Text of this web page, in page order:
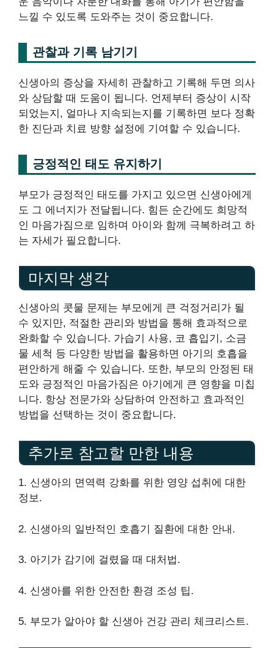
느낄 수 있도록 도와주는 것이 중요합니다.
관찰과 기록 남기기
신생아의 증상을 자세히 관찰하고 기록해 두면 의사
와 상담할 때 도움이 됩니다. 언제부터 증상이 시작
되었는지, 얼마나 지속되는지를 기록하면 보다 정확
한 진단과 치료 방향 설정에 기여할 수 있습니다.
긍정적인 태도 유지하기
부모가 긍정적인 태도를 가지고 있으면 신생아에게
도 그 에너지가 전달됩니다. 힘든 순간에도 희망적
인 마음가짐으로 임하며 아이와 함께 극복하려고 하
는 자세가 필요합니다.
마지막 생각
신생아의 콧물 문제는 부모에게 큰 걱정거리가 될
수 있지만, 적절한 관리와 방법을 통해 효과적으로
완화할 수 있습니다. 가습기 사용, 코 흡입기, 소금
물 세척 등 다양한 방법을 활용하면 아기의 호흡을
편안하게 해줄 수 있습니다. 또한, 부모의 안정된 태
도와 긍정적인 마음가짐은 아기에게 큰 영향을 미칩
니다. 항상 전문가와 상담하여 안전하고 효과적인
방법을 선택하는 것이 중요합니다.
추가로 참고할 만한 내용
1. 신생아의 면역력 강화를 위한 영양 섭취에 대한
정보.
2. 신생아의 일반적인 호흡기 질환에 대한 안내.
3. 아기가 감기에 걸렸을 때 대처법.
4. 신생아를 위한 안전한 환경 조성 팁.
5. 부모가 알아야 할 신생아 건강 관리 체크리스트.